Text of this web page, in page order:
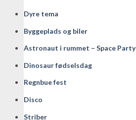
Dyre tema
Byggeplads og biler
Astronaut i rummet – Space Party
Dinosaur fødselsdag
Regnbue fest
Disco
Striber